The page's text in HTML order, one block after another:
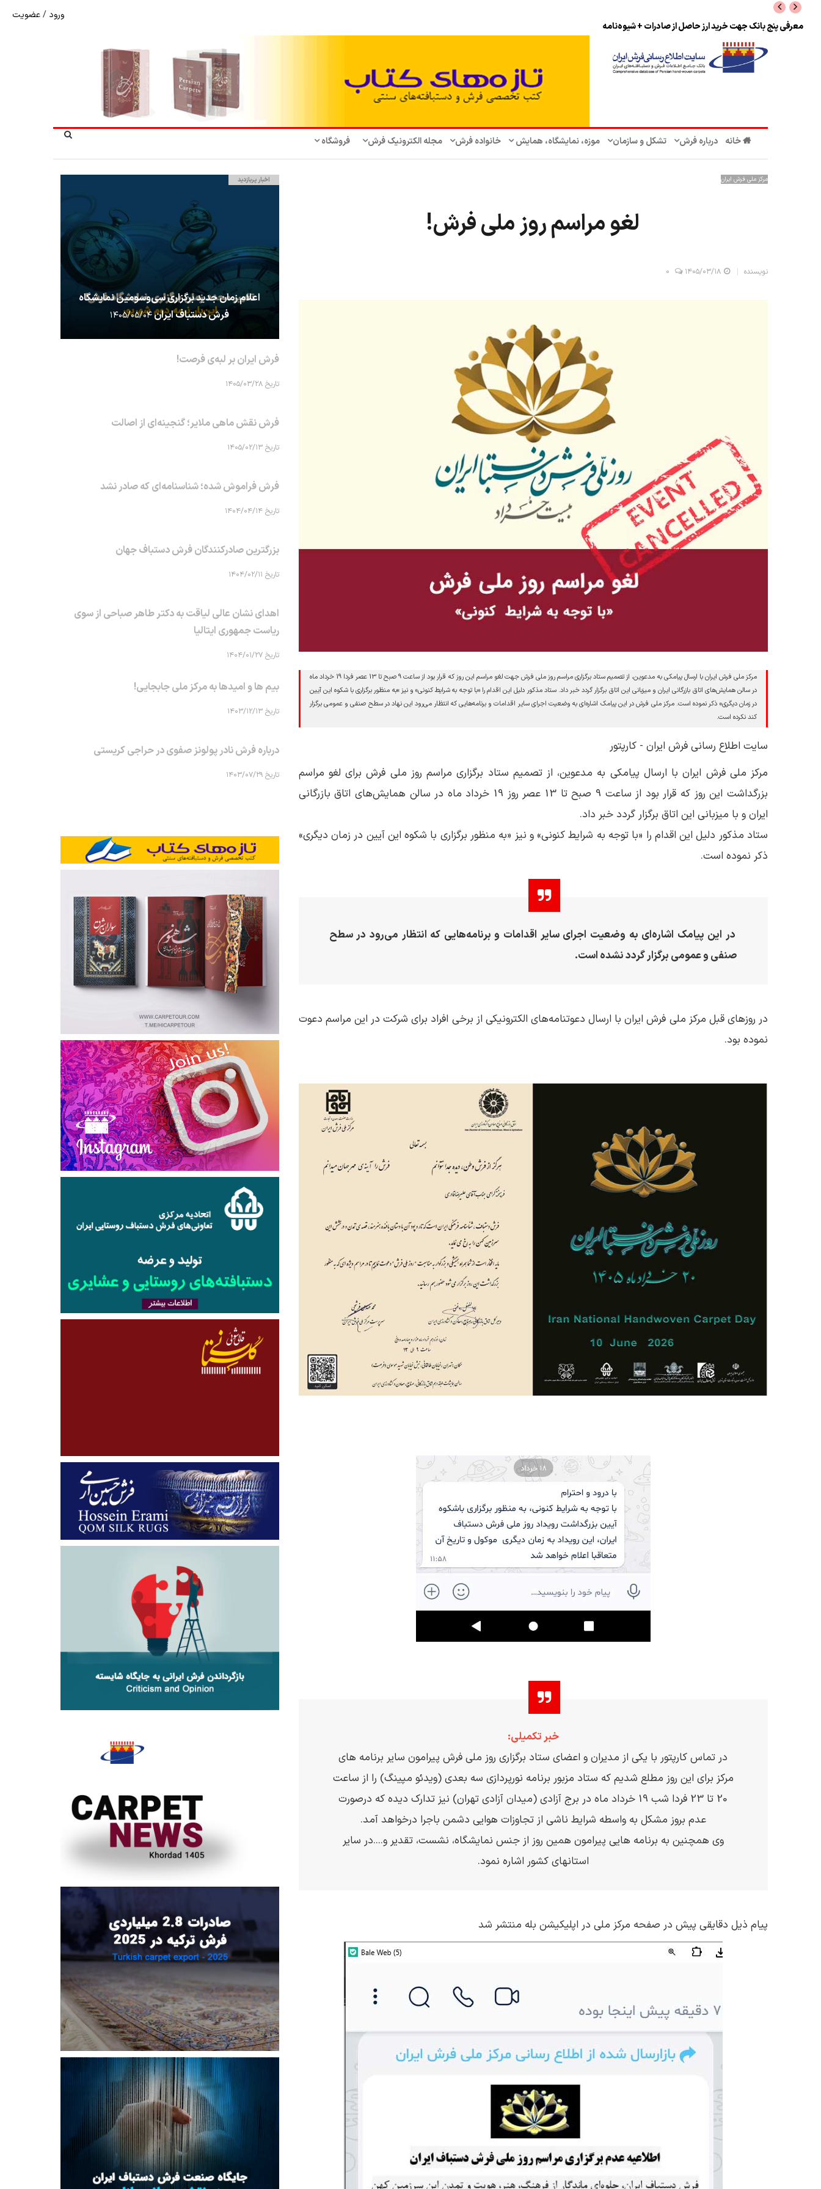
نرخ بازگشت ارز حاصل از صادرات + تکمیلی
ورود /عضویت
خانه درباره فرش تشکل‌ و سازمان‌ موزه، نمایشگاه، همایش‌ خانواده فرش مجله الکترونیک فرش فروشگاه
مرکز ملی فرش ایران
لغو مراسم روز ملی فرش!
نویسنده ۱۴۰۵/۰۳/۱۸ 0
مرکز ملی فرش ایران با ارسال پیامکی به مدعوین، از تصمیم ستاد برگزاری مراسم روز ملی فرش جهت لغو مراسم این روز که قرار بود از ساعت 9 صبح تا 13 عصر فردا 19 خرداد ماه
در سالن همایش‌های اتاق بازرگانی ایران و میزبانی این اتاق برگزار گردد خبر داد. ستاد مذکور دلیل این اقدام را «با توجه به شرایط کنونی» و نیز »به منظور برگزاری با شکوه این آیین
در زمان دیگری» ذکر نموده است. مرکز ملی فرش در این پیامک اشاره‌ای به وضعیت اجرای سایر اقدامات و برنامه‌هایی که انتظار می‌رود این نهاد در سطح صنفی و عمومی برگزار
کند نکرده است.
سایت اطلاع رسانی فرش ایران - کارپتور
مرکز ملی فرش ایران با ارسال پیامکی به مدعوین، از تصمیم ستاد برگزاری مراسم روز ملی فرش برای لغو مراسم
بزرگداشت این روز که قرار بود از ساعت 9 صبح تا 13 عصر روز 19 خرداد ماه در سالن همایش‌های اتاق بازرگانی
ایران و با میزبانی این اتاق برگزار گردد خبر داد.
ستاد مذکور دلیل این اقدام را «با توجه به شرایط کنونی» و نیز «به منظور برگزاری با شکوه این آیین در زمان دیگری»
ذکر نموده است.
در این پیامک اشاره‌ای به وضعیت اجرای سایر اقدامات و برنامه‌هایی که انتظار می‌رود در سطح
صنفی و عمومی برگزار گردد نشده است.
در روزهای قبل مرکز ملی فرش ایران با ارسال دعوتنامه‌های الکترونیکی از برخی افراد برای شرکت در این مراسم دعوت
نموده بود.
خبر تکمیلی:
در تماس کارپتور با یکی از مدیران و اعضای ستاد برگزاری روز ملی فرش پیرامون سایر برنامه های
مرکز برای این روز مطلع شدیم که ستاد مزبور برنامه نورپردازی سه بعدی (ویدئو مپینگ) را از ساعت
20 تا 23 فردا شب 19 خرداد ماه در برج آزادی (میدان آزادی تهران) نیز تدارک دیده که درصورت
عدم بروز مشکل به واسطه شرایط ناشی از تجاوزات هوایی دشمن باجرا درخواهد آمد.
وی همچنین به برنامه هایی پیرامون همین روز از جنس نمایشگاه، نشست، تقدیر و....در سایر
استانهای کشور اشاره نمود.
پیام ذیل دقایقی پیش در صفحه مرکز ملی در اپلیکیشن بله منتشر شد
اخبار پربازدید
اعلام زمان جدید برگزاری سی‌وسومین نمایشگاه
فرش دستباف ایران۱۴۰۵/۰۵/۰۴
فرش ایران بر لبه‌ی فرصت!
تاریخ ۱۴۰۵/۰۳/۲۸
فرش نقش ماهی‌ ملایر؛ گنجینه‌ای از اصالت
تاریخ ۱۴۰۵/۰۲/۱۳
فرش فراموش شده؛ شناسنامه‌ای که صادر نشد
تاریخ ۱۴۰۴/۰۴/۱۴
بزرگترین صادرکنندگان فرش دستباف جهان
تاریخ ۱۴۰۴/۰۲/۱۱
اهدای نشان عالی لیاقت به دکتر طاهر صباحی از سوی
ریاست جمهوری ایتالیا
تاریخ ۱۴۰۴/۰۱/۲۷
بیم ها و امیدها به مرکز ملی جابجایی!
تاریخ ۱۴۰۳/۱۲/۱۳
درباره فرش نادر پولونز صفوی در حراجی کریستی
تاریخ ۱۴۰۳/۰۷/۲۹